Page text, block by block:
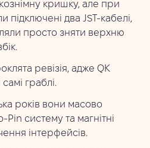
кришку, але при
підключені два JST-кабелі,
просто зняти верхню
ревізія, адже QK
граблі.
років вони масово
систему та магнітні
інтерфейсів.